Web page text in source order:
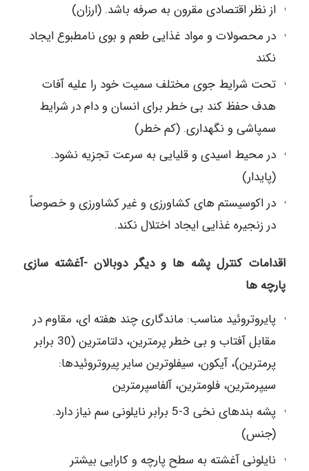
از نظر اقتصادی مقرون به صرفه باشد. (ارزان)
در محصولات و مواد غذایی طعم و بوی نامطبوع ایجاد
نکند
تحت شرایط جوی مختلف سمیت خود را علیه آفات
هدف حفظ کند بی خطر برای انسان و دام در شرایط
سمپاشی و نگهداری. (کم خطر)
در محیط اسیدی و قلیایی به سرعت تجزیه نشود.
(پایدار)
در اکوسیستم های کشاورزی و غیر کشاورزی و خصوصاً
در زنجیره غذایی ایجاد اختلال نکند.
اقدامات کنترل پشه ها و دیگر دوبالان -آغشته سازی
پارچه ها
پایروتروئید مناسب: ماندگاری چند هفته ای، مقاوم در
مقابل آفتاب و بی خطر پرمترین، دلتامترین (30 برابر
پرمترین)، آیکون، سیفلوترین سایر پیروتروئیدها:
سیپرمترین، فلومترین، آلفاسپرمترین
پشه بندهای نخی 3-5 برابر نایلونی سم نیاز دارد.
(جنس)
نایلونی آغشته به سطح پارچه و کارایی بیشتر